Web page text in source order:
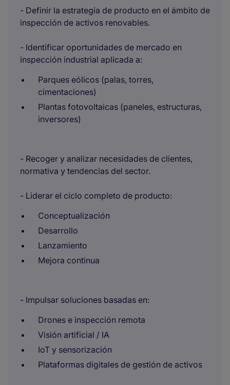
- Definir la estrategia de producto en el ámbito de
inspección de activos renovables.
- Identificar oportunidades de mercado en
inspección industrial aplicada a:
Parques eólicos (palas, torres,
cimentaciones)
Plantas fotovoltaicas (paneles, estructuras,
inversores)
- Recoger y analizar necesidades de clientes,
normativa y tendencias del sector.
- Liderar el ciclo completo de producto:
Conceptualización
Desarrollo
Lanzamiento
Mejora continua
- Impulsar soluciones basadas en:
Drones e inspección remota
Visión artificial / IA
IoT y sensorización
Plataformas digitales de gestión de activos